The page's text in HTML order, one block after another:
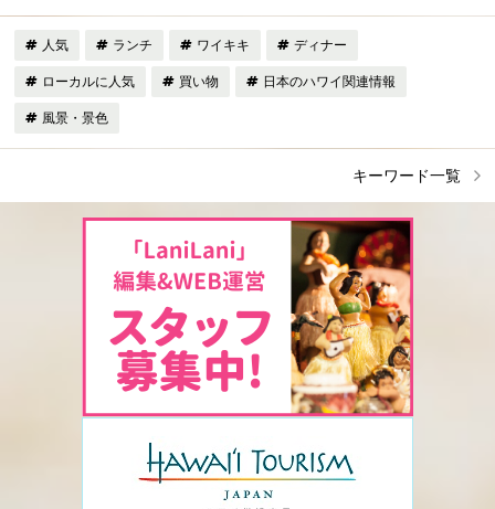
人気 ランチ ワイキキ ディナー
ローカルに人気 買い物 日本のハワイ関連情報
風景・景色
キーワード一覧